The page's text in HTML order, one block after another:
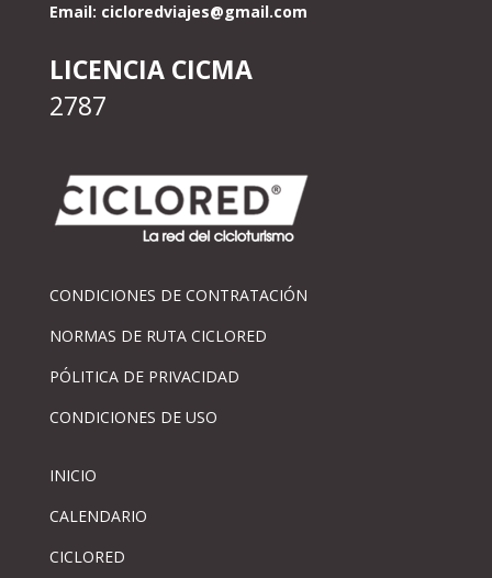
Email: cicloredviajes@gmail.com
LICENCIA CICMA
2787
CONDICIONES DE CONTRATACIÓN
NORMAS DE RUTA CICLORED
PÓLITICA DE PRIVACIDAD
CONDICIONES DE USO
INICIO
CALENDARIO
CICLORED